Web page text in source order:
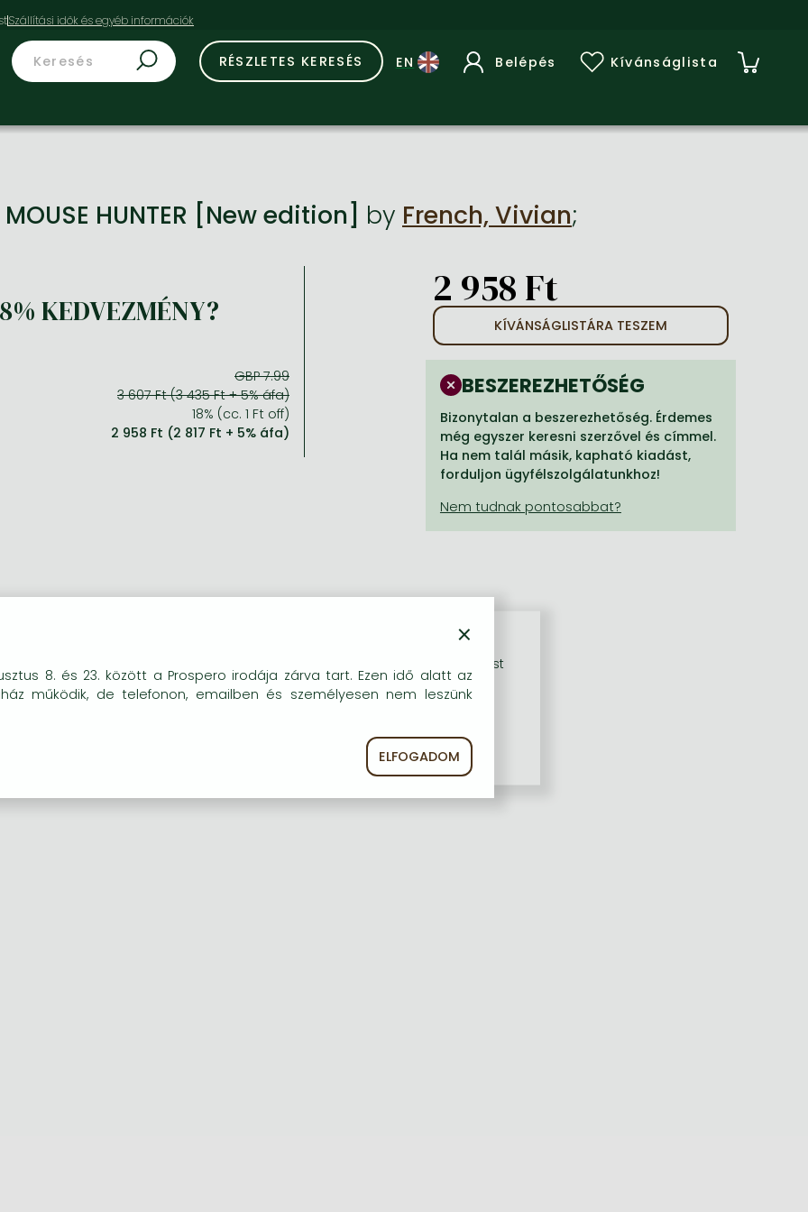
RÉSZLETES KERESÉS Belépés Kívánságlista
MOUSE HUNTER [New edition] by French, Vivian;
KEDVEZMÉNY?
GBP 7.99
3 607 Ft (3 435 Ft + 5% áfa)
18% (cc. 1 Ft off)
2 958 Ft (2 817 Ft + 5% áfa)
2 958 Ft
KÍVÁNSÁGLISTÁRA TESZEM
BESZEREZHETŐSÉG
Bizonytalan a beszerezhetőség. Érdemes
még egyszer keresni szerzővel és címmel.
Ha nem talál másik, kapható kiadást,
forduljon ügyfélszolgálatunkhoz!
×
8. és 23. között a Prospero irodája zárva tart. Ezen idő alatt az
működik, de telefonon, emailben és személyesen nem leszünk
ELFOGADOM
kat (sütiket) használunk, melyek célja, hogy teljesebb körű szolgáltatást
részére.